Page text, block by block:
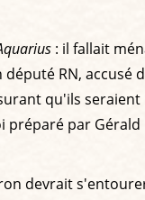
: il fallait
RN, accusé
qu'ils seraient
par
devrait